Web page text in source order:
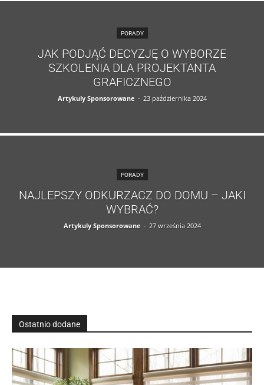
PORADY
JAK PODJĄĆ DECYZJĘ O WYBORZE
SZKOLENIA DLA PROJEKTANTA
GRAFICZNEGO
Artykuly Sponsorowane - 23 października 2024
PORADY
NAJLEPSZY ODKURZACZ DO DOMU – JAKI
WYBRAĆ?
Artykuly Sponsorowane - 27 września 2024
Ostatnio dodane